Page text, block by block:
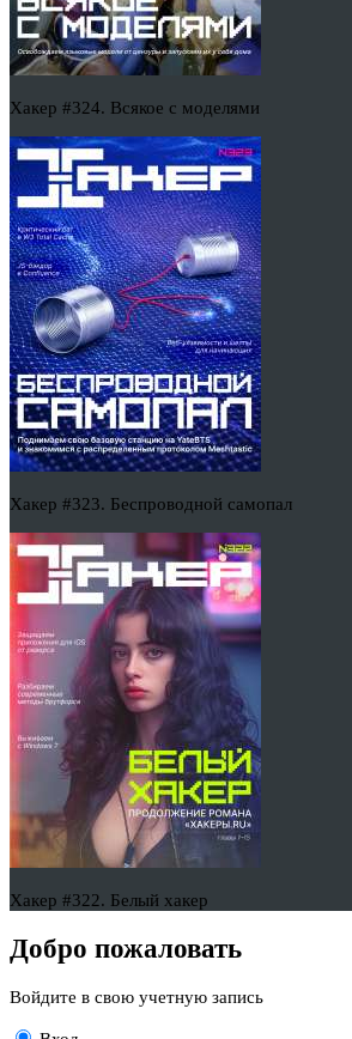
Хакер #324. Всякое с моделями
Хакер #323. Беспроводной самопал
Хакер #322. Белый хакер
Добро пожаловать
Войдите в свою учетную запись